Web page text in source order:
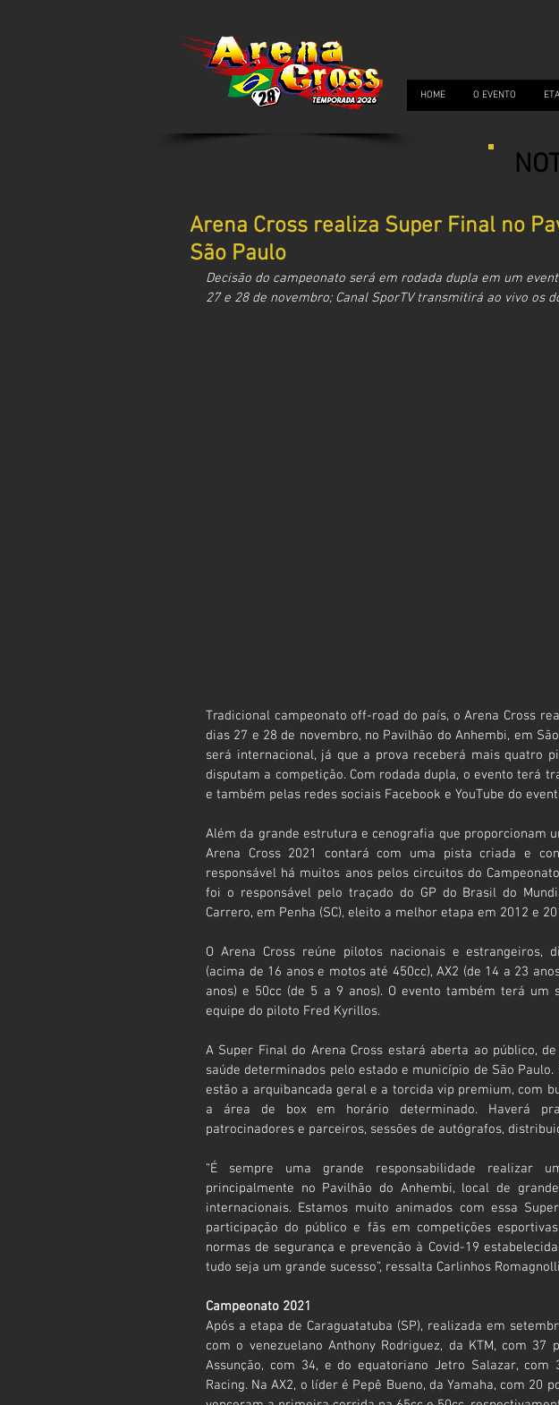
HOME O EVENTO
Arena Cross realiza Super Final no
São Paulo
Decisão do campeonato será em rodada dupla em um
27 e 28 de novembro; Canal SporTV transmitirá ao vivo os
Tradicional campeonato off-road do país, o Arena Cross
dias 27 e 28 de novembro, no Pavilhão do Anhembi, em
será internacional, já que a prova receberá mais quatro
disputam a competição. Com rodada dupla, o evento terá
e também pelas redes sociais Facebook e YouTube do
Além da grande estrutura e cenografia que proporcionam
Arena Cross 2021 contará com uma pista criada e
responsável há muitos anos pelos circuitos do
foi o responsável pelo traçado do GP do Brasil do
Carrero, em Penha (SC), eleito a melhor etapa em 2012 e
O Arena Cross reúne pilotos nacionais e estrangeiros,
(acima de 16 anos e motos até 450cc), AX2 (de 14 a 23
anos) e 50cc (de 5 a 9 anos). O evento também terá
equipe do piloto Fred Kyrillos.
A Super Final do Arena Cross estará aberta ao público,
saúde determinados pelo estado e município de São
estão a arquibancada geral e a torcida vip premium, com
a área de box em horário determinado. Haverá
patrocinadores e parceiros, sessões de autógrafos,
“É sempre uma grande responsabilidade realizar
principalmente no Pavilhão do Anhembi, local de
internacionais. Estamos muito animados com essa
participação do público e fãs em competições
normas de segurança e prevenção à Covid-19
tudo seja um grande sucesso”, ressalta Carlinhos
Campeonato 2021
Após a etapa de Caraguatatuba (SP), realizada em
com o venezuelano Anthony Rodriguez, da KTM, com
Assunção, com 34, e do equatoriano Jetro Salazar, com
Racing. Na AX2, o líder é Pepê Bueno, da Yamaha, com 20